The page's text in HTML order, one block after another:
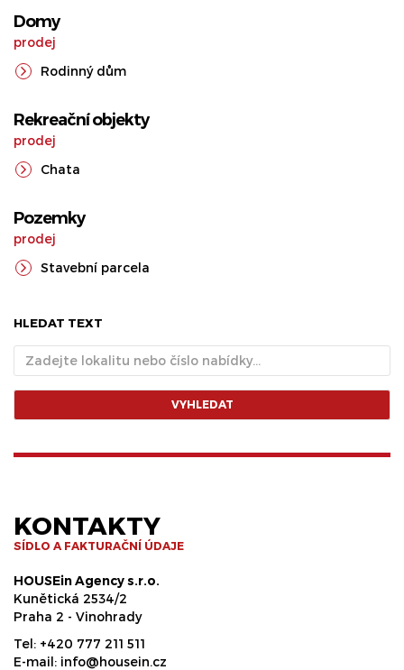
Domy
prodej
Rodinný dům
Rekreační objekty
prodej
Chata
Pozemky
prodej
Stavební parcela
HLEDAT TEXT
VYHLEDAT
KONTAKTY
SÍDLO A FAKTURAČNÍ ÚDAJE
HOUSEin Agency s.r.o.
Kunětická 2534/2
Praha 2 - Vinohrady
Tel: +420 777 211 511
E-mail: info@housein.cz